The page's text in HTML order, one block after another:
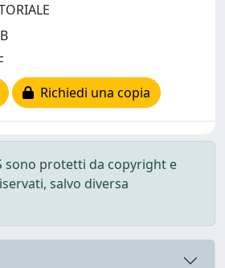
Richiedi una copia
sono protetti da copyright e
salvo diversa